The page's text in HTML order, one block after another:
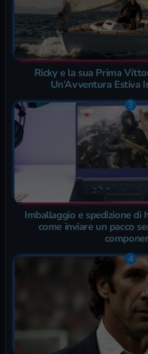
Ricky e la sua Prima
Un’Avventura Estiva
Imballaggio e spedizione di
come inviare un pacco